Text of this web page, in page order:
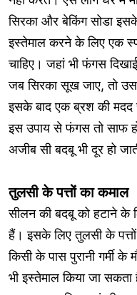
सिरका और बेकिंग सोडा
इस्तेमाल करने के लिए एक
चाहिए। जहां भी फंगस
जब सिरका सूख जाए, तो
इसके बाद एक ब्रश की
इस उपाय से फंगस तो साफ
अजीब सी बदबू भी दूर हो
तुलसी के पत्तों का कमाल
सीलन की बदबू को हटाने
हैं। इसके लिए तुलसी के
किसी के पास पुरानी गर्मी
भी इस्तेमाल किया जा